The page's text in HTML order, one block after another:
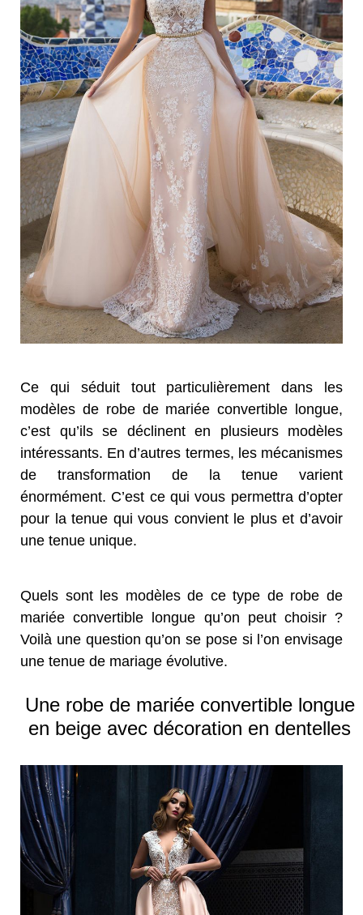
Ce qui séduit tout particulièrement dans les
modèles de robe de mariée convertible longue,
c’est qu’ils se déclinent en plusieurs modèles
intéressants. En d’autres termes, les mécanismes
de transformation de la tenue varient
énormément. C’est ce qui vous permettra d’opter
pour la tenue qui vous convient le plus et d’avoir
une tenue unique.
Quels sont les modèles de ce type de robe de
mariée convertible longue qu’on peut choisir ?
Voilà une question qu’on se pose si l’on envisage
une tenue de mariage évolutive.
Une robe de mariée convertible longue
en beige avec décoration en dentelles